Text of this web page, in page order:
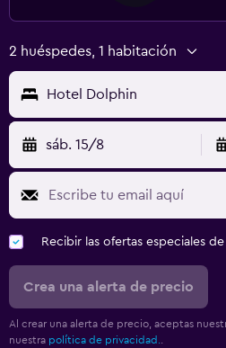
2 huéspedes, 1 habitación
Hotel Dolphin
sáb. 15/8
Recibir las ofertas especiales
Crea una alerta de precio
Al crear una alerta de precio, aceptas
nuestra política de privacidad.